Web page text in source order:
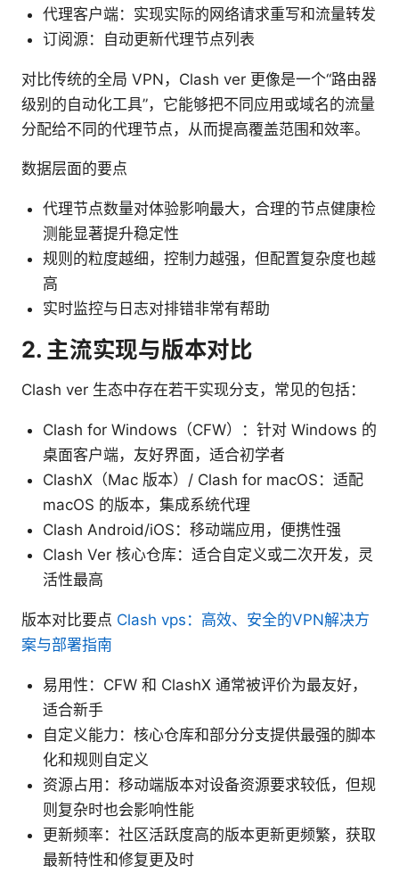
代理客户端：实现实际的网络请求重写和流量转发
订阅源：自动更新代理节点列表
对比传统的全局 VPN，Clash ver 更像是一个“路由器
级别的自动化工具”，它能够把不同应用或域名的流量
分配给不同的代理节点，从而提高覆盖范围和效率。
数据层面的要点
代理节点数量对体验影响最大，合理的节点健康检
测能显著提升稳定性
规则的粒度越细，控制力越强，但配置复杂度也越
高
实时监控与日志对排错非常有帮助
2. 主流实现与版本对比
Clash ver 生态中存在若干实现分支，常见的包括：
Clash for Windows（CFW）：针对 Windows 的
桌面客户端，友好界面，适合初学者
ClashX（Mac 版本）/ Clash for macOS：适配
macOS 的版本，集成系统代理
Clash Android/iOS：移动端应用，便携性强
Clash Ver 核心仓库：适合自定义或二次开发，灵
活性最高
版本对比要点 Clash vps：高效、安全的VPN解决方
案与部署指南
易用性：CFW 和 ClashX 通常被评价为最友好，
适合新手
自定义能力：核心仓库和部分分支提供最强的脚本
化和规则自定义
资源占用：移动端版本对设备资源要求较低，但规
则复杂时也会影响性能
更新频率：社区活跃度高的版本更新更频繁，获取
最新特性和修复更及时